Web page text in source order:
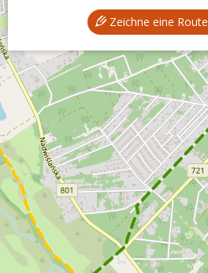
Zeichne eine Route